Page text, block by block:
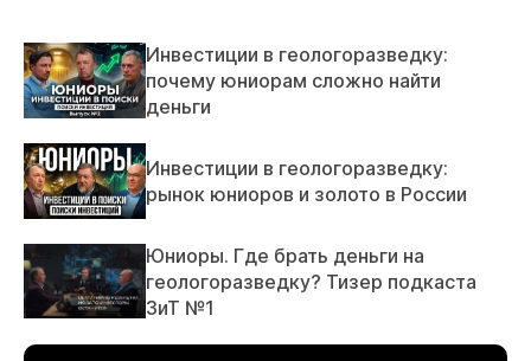
Инвестиции в геологоразведку:
почему юниорам сложно найти
деньги
Инвестиции в геологоразведку:
рынок юниоров и золото в России
Юниоры. Где брать деньги на
геологоразведку? Тизер подкаста
ЗиТ №1